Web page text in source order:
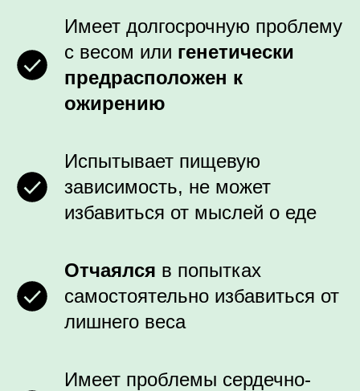
Имеет долгосрочную проблему
с весом или генетически
предрасположен к
ожирению
Испытывает пищевую
зависимость, не может
избавиться от мыслей о еде
Отчаялся в попытках
самостоятельно избавиться от
лишнего веса
Имеет проблемы сердечно-